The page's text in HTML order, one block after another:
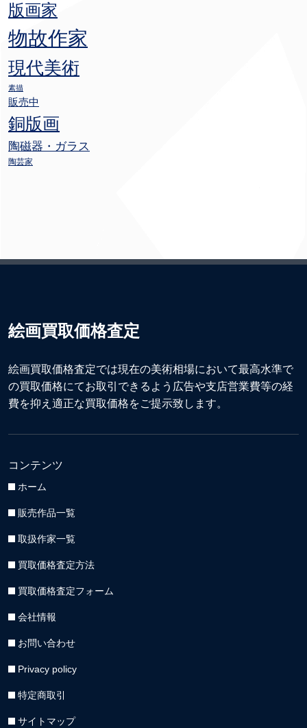
版画家
物故作家
現代美術
素描
販売中
銅版画
陶磁器・ガラス
陶芸家
絵画買取価格査定
絵画買取価格査定では現在の美術相場において最高水準で
の買取価格にてお取引できるよう広告や支店営業費等の経
費を抑え適正な買取価格をご提示致します。
コンテンツ
ホーム
販売作品一覧
取扱作家一覧
買取価格査定方法
買取価格査定フォーム
会社情報
お問い合わせ
Privacy policy
特定商取引
サイトマップ